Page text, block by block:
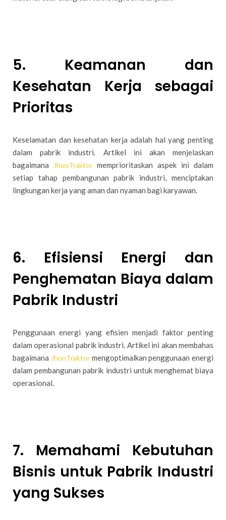
5. Keamanan dan
Kesehatan Kerja sebagai
Prioritas
Keselamatan dan kesehatan kerja adalah hal yang penting
dalam pabrik industri. Artikel ini akan menjelaskan
bagaimana
JhonTraktor memprioritaskan aspek ini dalam
setiap tahap pembangunan pabrik industri, menciptakan
lingkungan kerja yang aman dan nyaman bagi karyawan.
6. Efisiensi Energi dan
Penghematan Biaya dalam
Pabrik Industri
Penggunaan energi yang efisien menjadi faktor penting
dalam operasional pabrik industri. Artikel ini akan membahas
bagaimana JhonTraktormengoptimalkan penggunaan energi
dalam pembangunan pabrik industri untuk menghemat biaya
operasional.
7. Memahami Kebutuhan
Bisnis untuk Pabrik Industri
yang Sukses